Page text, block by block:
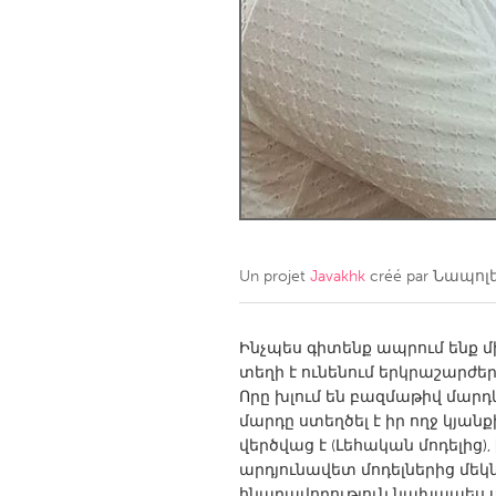
Amherstburg
Kingston
Ottawa
South
MALAYSIA
Kuala Lumpur
NETHERLANDS
QATAR
Qatar
SINGAPORE
Singapore
Un projet Javakhk créé par
Ինչպես գիտենք ապրում
տեղի է ունենում
Որը խլում են բազմաթիվ
մարդը ստեղծել է իր ողջ
վերծվաց է (Լեհական
արդյունավետ մոդելներից